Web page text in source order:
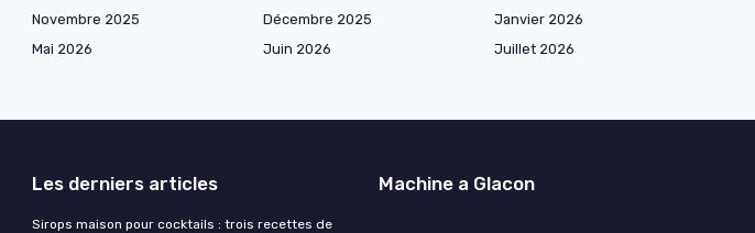
Novembre 2025 Décembre 2025
Janvier 2026
Mai 2026 Juin 2026
Juillet 2026
Les derniers articles
Sirops maison pour cocktails : trois recettes de
Machine a Glacon